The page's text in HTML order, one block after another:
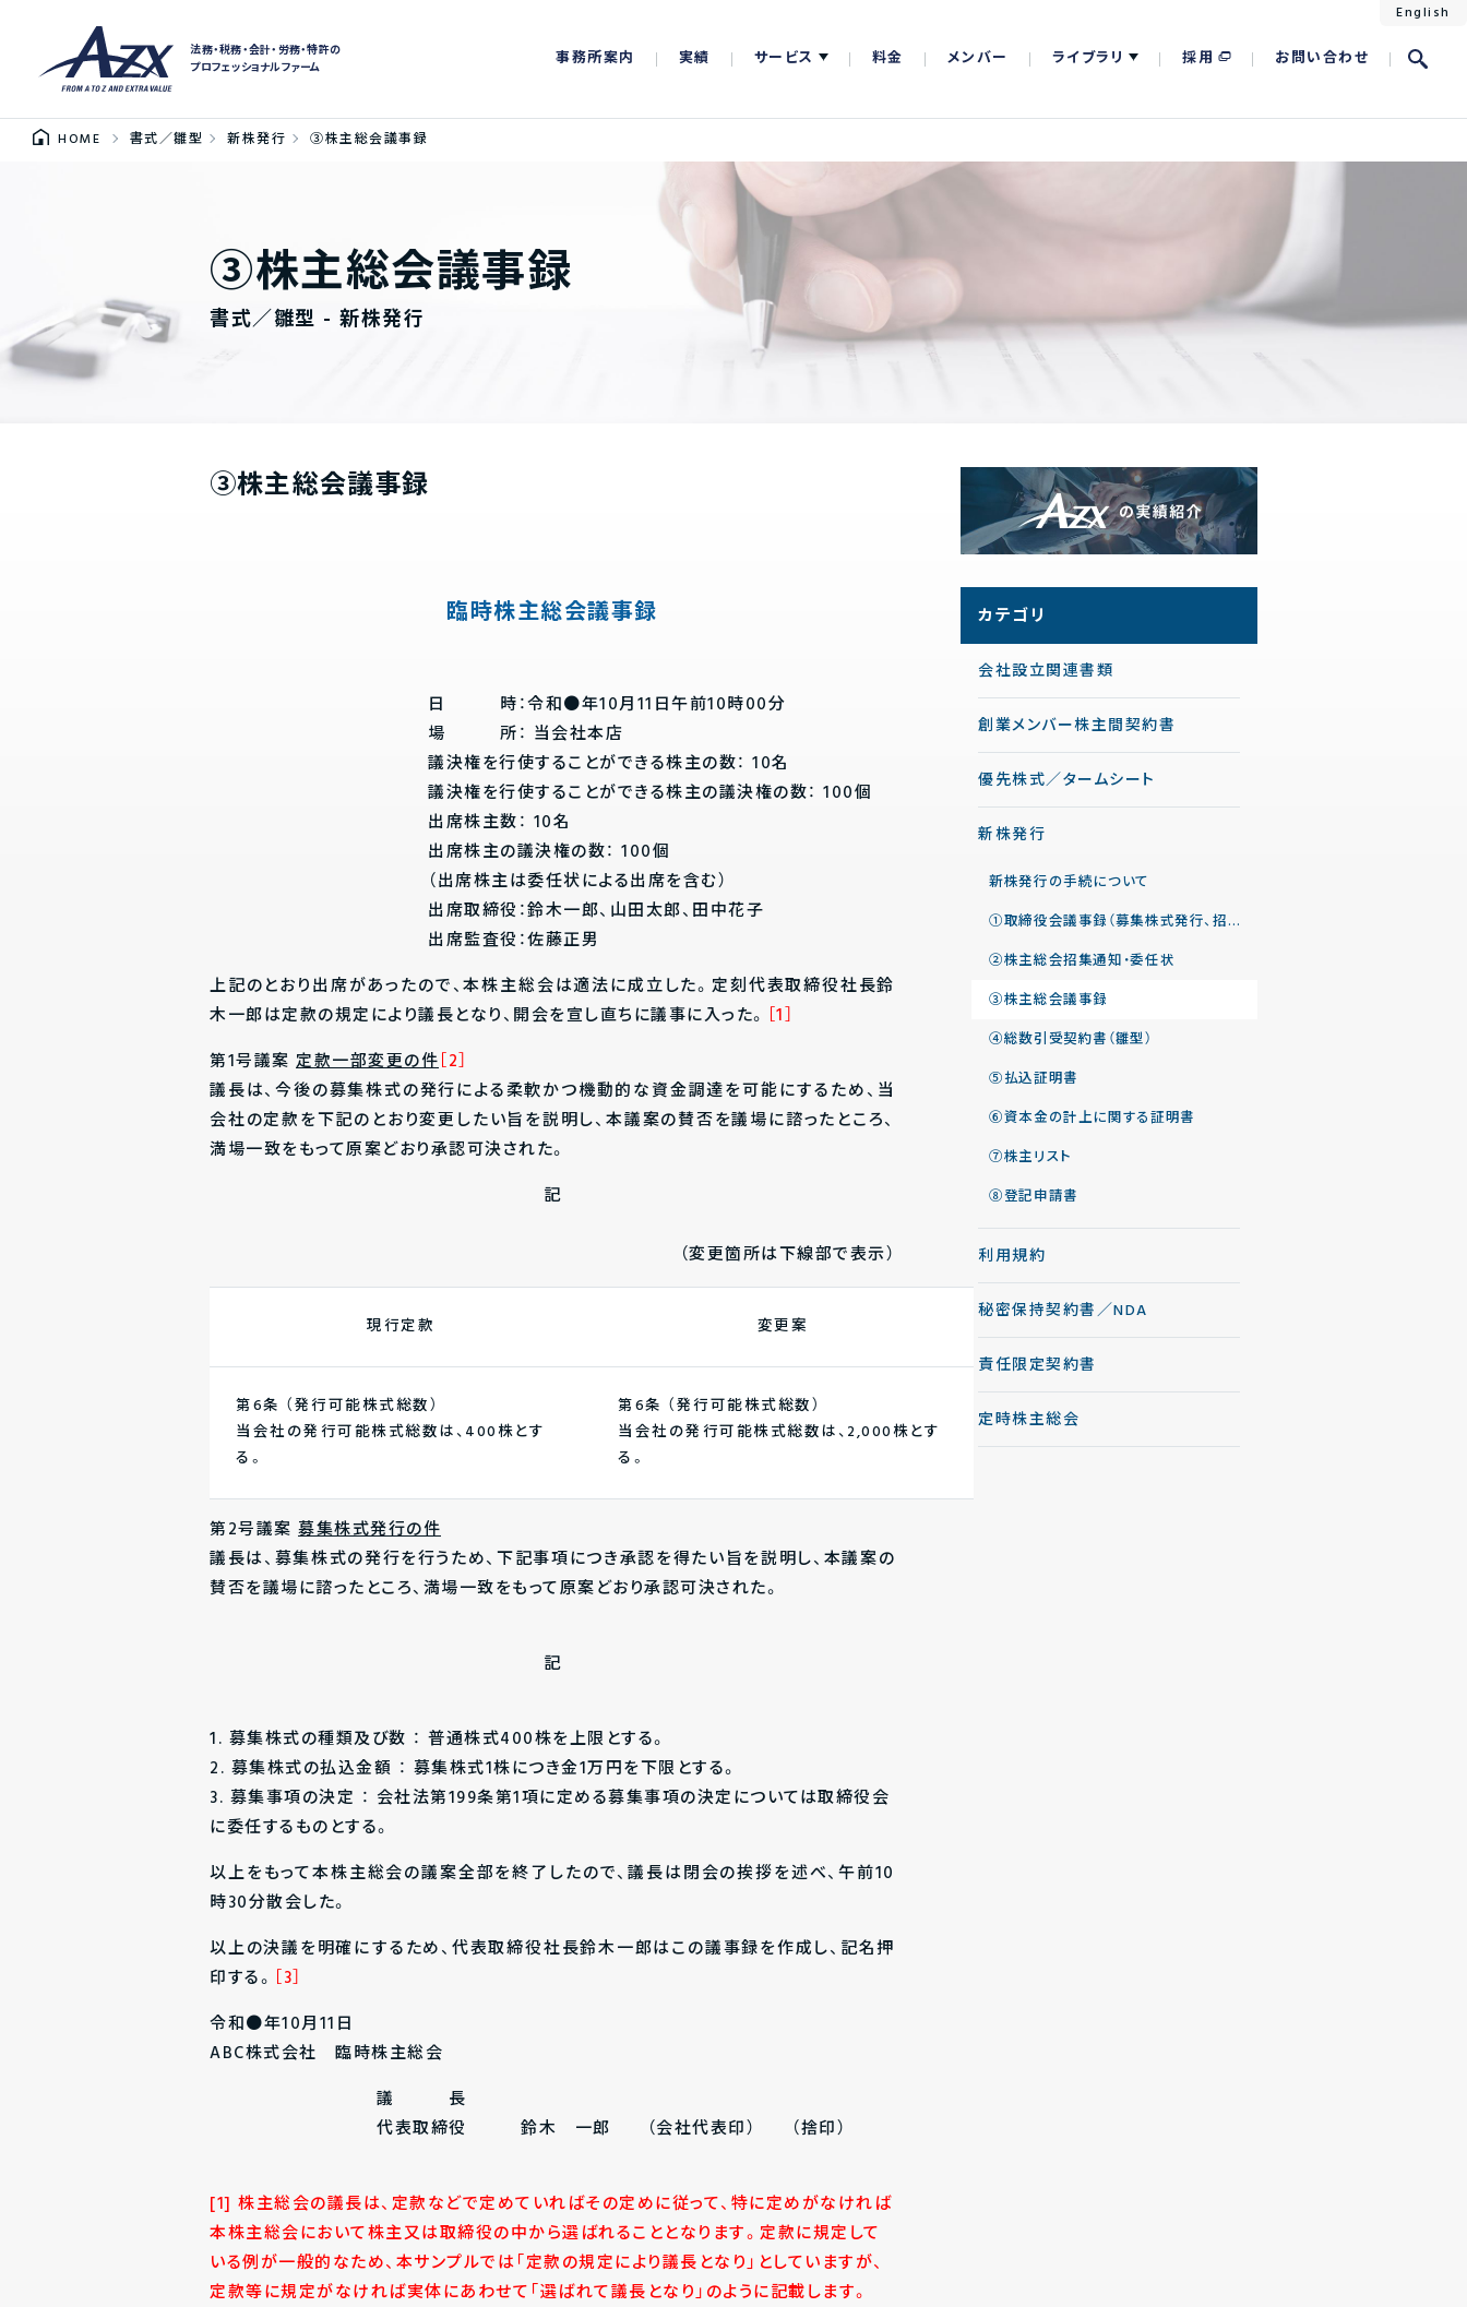
法務・税務・会計・労務・特許の
プロフェッショナルファーム
事務所案内 実績 サービス 料金 メンバー ライブラリ 採用 お問い合わせ
English
HOME 書式／雛型 新株発行 ③株主総会議事録
③株主総会議事録
書式／雛型 - 新株発行
③株主総会議事録
臨時株主総会議事録
日 時：令和●年10月11日午前10時00分
場 所： 当会社本店
議決権を行使することができる株主の数： 10名
議決権を行使することができる株主の議決権の数： 100個
出席株主数： 10名
出席株主の議決権の数： 100個
（出席株主は委任状による出席を含む）
出席取締役：鈴木一郎、山田太郎、田中花子
出席監査役：佐藤正男
上記のとおり出席があったので、本株主総会は適法に成立した。定刻代表取締役社長鈴
木一郎は定款の規定により議長となり、開会を宣し直ちに議事に入った。 ［1］
第1号議案 定款一部変更の件［2］
議長は、今後の募集株式の発行による柔軟かつ機動的な資金調達を可能にするため、当
会社の定款を下記のとおり変更したい旨を説明し、本議案の賛否を議場に諮ったところ、
満場一致をもって原案どおり承認可決された。
記
（変更箇所は下線部で表示）
現行定款 変更案
第6条 （発行可能株式総数）
当会社の発行可能株式総数は、400株とす
る。
第6条 （発行可能株式総数）
当会社の発行可能株式総数は、2,000株とす
る。
第2号議案 募集株式発行の件
議長は、募集株式の発行を行うため、下記事項につき承認を得たい旨を説明し、本議案の
賛否を議場に諮ったところ、満場一致をもって原案どおり承認可決された。
記
1. 募集株式の種類及び数 ： 普通株式400株を上限とする。
2. 募集株式の払込金額 ： 募集株式1株につき金1万円を下限とする。
3. 募集事項の決定 ： 会社法第199条第1項に定める募集事項の決定については取締役会
に委任するものとする。
以上をもって本株主総会の議案全部を終了したので、議長は閉会の挨拶を述べ、午前10
時30分散会した。
以上の決議を明確にするため、代表取締役社長鈴木一郎はこの議事録を作成し、記名押
印する。 ［3］
令和●年10月11日
ABC株式会社 臨時株主総会
議 長
代表取締役 鈴木 一郎 （会社代表印） （捨印）
[1] 株主総会の議長は、定款などで定めていればその定めに従って、特に定めがなければ
本株主総会において株主又は取締役の中から選ばれることとなります。定款に規定して
いる例が一般的なため、本サンプルでは「定款の規定により議長となり」としていますが、
定款等に規定がなければ実体にあわせて「選ばれて議長となり」のように記載します。
カテゴリ
会社設立関連書類
創業メンバー株主間契約書
優先株式／タームシート
新株発行
新株発行の手続について
①取締役会議事録（募集株式発行、招集決定等）
②株主総会招集通知・委任状
③株主総会議事録
④総数引受契約書（雛型）
⑤払込証明書
⑥資本金の計上に関する証明書
⑦株主リスト
⑧登記申請書
利用規約
秘密保持契約書／NDA
責任限定契約書
定時株主総会